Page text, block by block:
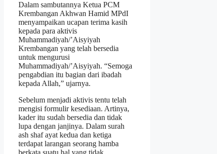
Dalam sambutannya Ketua PCM
Krembangan Akhwan Hamid MPdI
menyampaikan ucapan terima kasih
kepada para aktivis
Muhammadiyah/’Aisyiyah
Krembangan yang telah bersedia
untuk mengurusi
Muhammadiyah/’Aisyiyah. “Semoga
pengabdian itu bagian dari ibadah
kepada Allah,” ujarnya.
Sebelum menjadi aktivis tentu telah
mengisi formulir kesediaan. Artinya,
kader itu sudah bersedia dan tidak
lupa dengan janjinya. Dalam surah
ash shaf ayat kedua dan ketiga
terdapat larangan seorang hamba